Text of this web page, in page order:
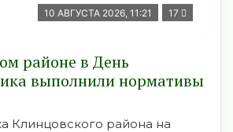
10 АВГУСТА 2026, 11:21 17
районе в День
выполнили нормативы
Клинцовского района на